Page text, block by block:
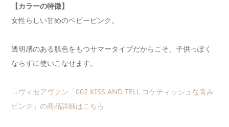
【カラーの特徴】
女性らしい甘めのベビーピンク。
透明感のある肌色をもつサマータイプだからこそ、子供っぽく
ならずに使いこなせます。
→ヴィセアヴァン「002 KISS AND TELL コケティッシュな青み
ピンク」の商品詳細はこちら